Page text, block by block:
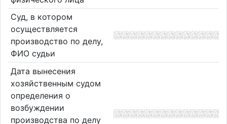
Суд, в котором
осуществляется
производство по делу,
ФИО судьи
Дата вынесения
хозяйственным судом
определения о
возбуждении
производства по делу